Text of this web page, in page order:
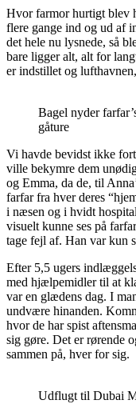
Hvor farmor hurtigt blev
flere gange ind og ud af
det hele nu lysnede, så
bare ligger alt, alt for
er indstillet og
Bagel nyder
gåture
Vi havde bevidst ikke
ville bekymre dem
og Emma, da de, til
farfar fra hver deres
i næsen og i hvidt
visuelt kunne ses på
tage fejl af. Han var kun
Efter 5,5 ugers
med hjælpemidler til at
var en glædens dag. I
undvære hinanden.
hvor de har spist
sig gøre. Det er rørende
sammen på, hver for sig.
Udflugt til Dubai